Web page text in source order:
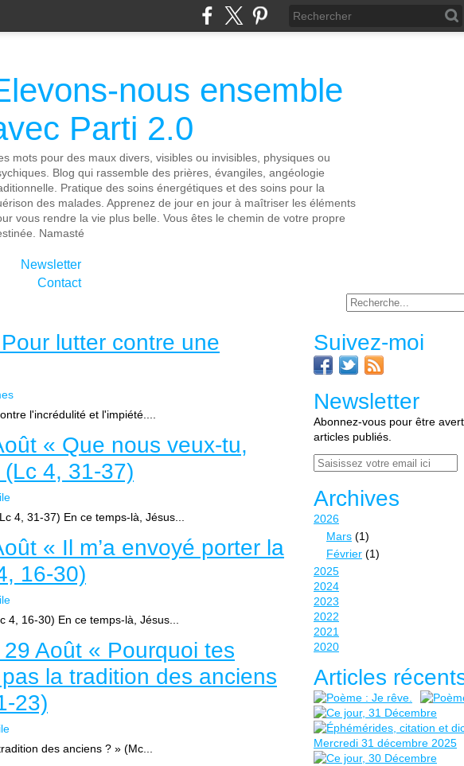
nous ensemble
Parti 2.0
mots pour des maux divers, visibles ou invisibles, physiques ou
Blog qui rassemble des prières, évangiles, angéologie
Pratique des soins énergétiques et des soins pour la
des malades. Apprenez de jour en jour à maîtriser les éléments
vous rendre la vie plus belle. Vous êtes le chemin de votre propre
Namasté
Newsletter
Contact
lutter contre une
l'incrédulité et l'impiété....
« Que nous veux-tu,
4, 31-37)
4, 31-37) En ce temps-là, Jésus...
« Il m’a envoyé porter la
16-30)
4, 16-30) En ce temps-là, Jésus...
Août « Pourquoi tes
la tradition des anciens
23)
des anciens ? » (Mc...
Suivez-moi
Newsletter
Abonnez-vous pour être
articles publiés.
Email
Archives
2026
Mars (1)
Février (1)
2025
2024
2023
2022
2021
2020
Articles